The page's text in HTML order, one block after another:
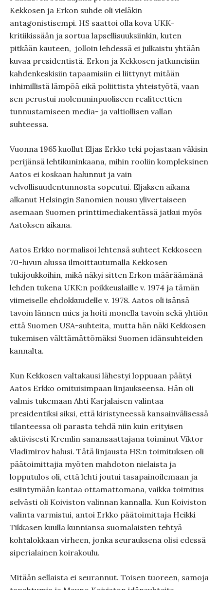
Kekkosen ja Erkon suhde oli vieläkin
antagonistisempi. HS saattoi olla kova UKK-
kritiikissään ja sortua lapsellisuuksiinkin, kuten
pitkään kauteen, jolloin lehdessä ei julkaistu yhtään
kuvaa presidentistä. Erkon ja Kekkosen jatkuneisiin
kahdenkeskisiin tapaamisiin ei liittynyt mitään
inhimillistä lämpöä eikä poliittista yhteistyötä, vaan
sen perustui molemminpuoliseen realiteettien
tunnustamiseen media- ja valtiollisen vallan
suhteessa.
Vuonna 1965 kuollut Eljas Erkko teki pojastaan väkisin
perijänsä lehtikuninkaana, mihin rooliin kompleksinen
Aatos ei koskaan halunnut ja vain
velvollisuudentunnosta sopeutui. Eljaksen aikana
alkanut Helsingin Sanomien nousu ylivertaiseen
asemaan Suomen printtimediakentässä jatkui myös
Aatoksen aikana.
Aatos Erkko normalisoi lehtensä suhteet Kekkoseen
70-luvun alussa ilmoittautumalla Kekkosen
tukijoukkoihin, mikä näkyi sitten Erkon määräämänä
lehden tukena UKK:n poikkeuslaille v. 1974 ja tämän
viimeiselle ehdokkuudelle v. 1978. Aatos oli isänsä
tavoin lännen mies ja hoiti monella tavoin sekä yhtiön
että Suomen USA-suhteita, mutta hän näki Kekkosen
tukemisen välttämättömäksi Suomen idänsuhteiden
kannalta.
Kun Kekkosen valtakausi lähestyi loppuaan päätyi
Aatos Erkko omituisimpaan linjaukseensa. Hän oli
valmis tukemaan Ahti Karjalaisen valintaa
presidentiksi siksi, että kiristyneessä kansainvälisessä
tilanteessa oli parasta tehdä niin kuin erityisen
aktiivisesti Kremlin sanansaattajana toiminut Viktor
Vladimirov halusi. Tätä linjausta HS:n toimituksen oli
päätoimittajia myöten mahdoton nielaista ja
lopputulos oli, että lehti joutui tasapainoilemaan ja
esiintymään kantaa ottamattomana, vaikka toimitus
selvästi oli Koiviston valinnan kannalla. Kun Koiviston
valinta varmistui, antoi Erkko päätoimittaja Heikki
Tikkasen kuulla kunniansa suomalaisten tehtyä
kohtalokkaan virheen, jonka seurauksena olisi edessä
siperialainen koirakoulu.
Mitään sellaista ei seurannut. Toisen tuoreen, samoja